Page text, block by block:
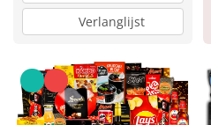
Kerstgeschenken 2026
Relatiegeschenken
Cadeaubon
Verlanglijst